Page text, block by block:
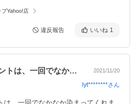
Yahoo!店
違反報告 いいね 1
カラートリートメントは、一回でなかなか… 2021/11/20
lyt********さん